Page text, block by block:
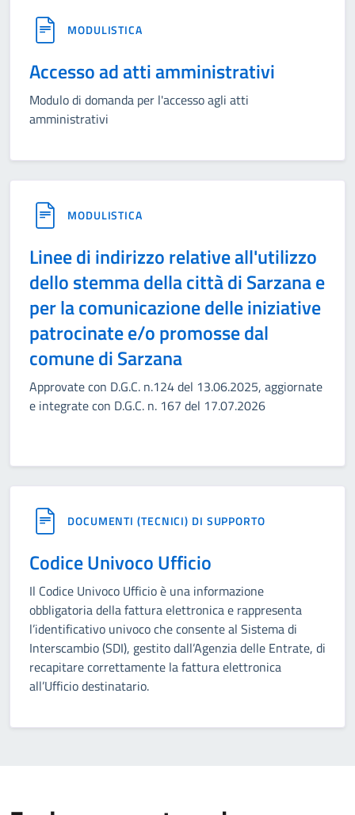
MODULISTICA
Accesso ad atti amministrativi
Modulo di domanda per l'accesso agli atti
amministrativi
MODULISTICA
Linee di indirizzo relative all'utilizzo
dello stemma della città di Sarzana e
per la comunicazione delle iniziative
patrocinate e/o promosse dal
comune di Sarzana
Approvate con D.G.C. n.124 del 13.06.2025, aggiornate
e integrate con D.G.C. n. 167 del 17.07.2026
DOCUMENTI (TECNICI) DI SUPPORTO
Codice Univoco Ufficio
Il Codice Univoco Ufficio è una informazione
obbligatoria della fattura elettronica e rappresenta
l’identificativo univoco che consente al Sistema di
Interscambio (SDI), gestito dall’Agenzia delle Entrate, di
recapitare correttamente la fattura elettronica
all’Ufficio destinatario.